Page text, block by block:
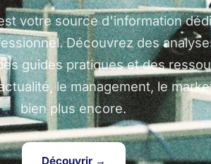
votre source d'information
Découvrez des
guides pratiques et des
le management, le
bien plus encore.
Découvrir →